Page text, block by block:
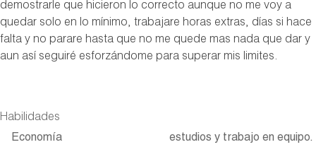
demostrarle que hicieron lo correcto aunque no me voy a
quedar solo en lo mínimo, trabajare horas extras, días si hace
falta y no parare hasta que no me quede mas nada que dar y
aun así seguiré esforzándome para superar mis limites.
Habilidades
Economía
estudios y trabajo en equipo.